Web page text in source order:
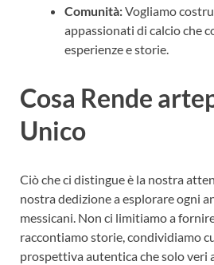
Comunità:Vogliamo
appassionati di calcio che
esperienze e storie.
Cosa Rende
Unico
Ciò che ci distingue è la nostra
nostra dedizione a esplorare ogni
messicani. Non ci limitiamo a
raccontiamo storie, condividiamo
prospettiva autentica che solo veri